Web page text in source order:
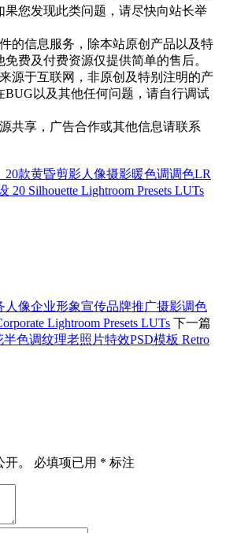
果您发现此类问题，请尽快向站长举
的信息服务，除本站原创产品以及特
费及付费资源仅提供简单的售后。
源于互联网，非原创及特别注明的产
BUG以及其他任何问题，请自行调试
共享，广告合作或其他信息请联系
20款黄昏剪影人像摄影暖色调调色LR
20 Silhouette Lightroom Presets LUTs
人像企业形象宣传品牌推广摄影调色
Lightroom Presets LUTs 下一篇
半色调纹理老照片特效PSD模板 Retro
。 必填项已用 * 标注